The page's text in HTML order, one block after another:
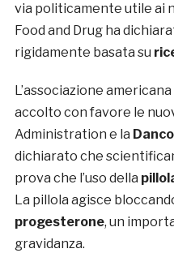
via politicamente utile ai
Food and Drug ha
rigidamente basata su
L’associazione americana
accolto con favore le
Administration e la Danco
dichiarato che
prova che l’uso della
La pillola agisce
progesterone, un
gravidanza.